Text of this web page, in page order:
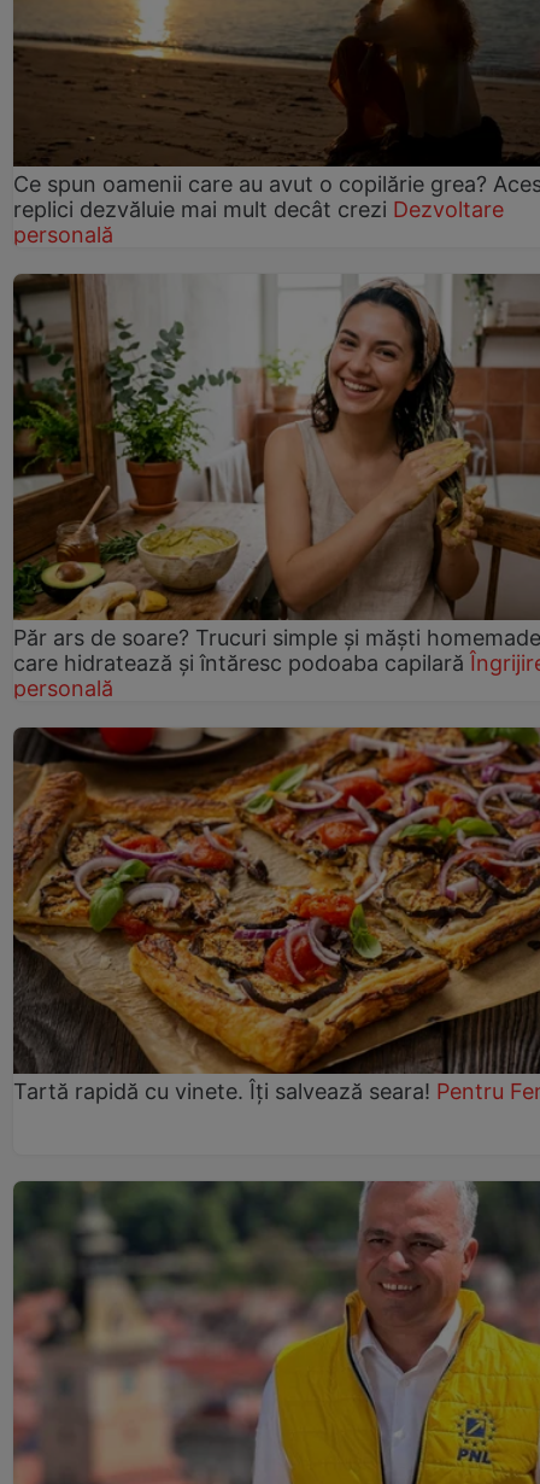
Ce spun oamenii care au avut o copilărie grea?
replici dezvăluie mai mult decât crezi Dezvoltare
personală
Păr ars de soare? Trucuri simple și măști homemade
care hidratează și întăresc podoaba capilară
personală
Tartă rapidă cu vinete. Îți salvează seara! Pentru